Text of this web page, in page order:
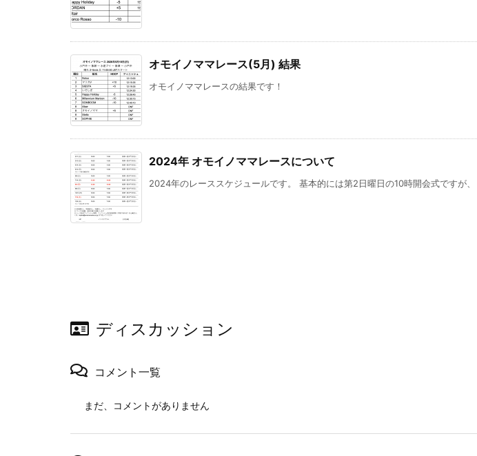
オモイノママレース(5月) 結果
オモイノママレースの結果です！
2024年 オモイノママレースについて
2024年のレーススケジュールです。 基本的には第2日曜日の10時開会式ですが
ディスカッション
コメント一覧
まだ、コメントがありません